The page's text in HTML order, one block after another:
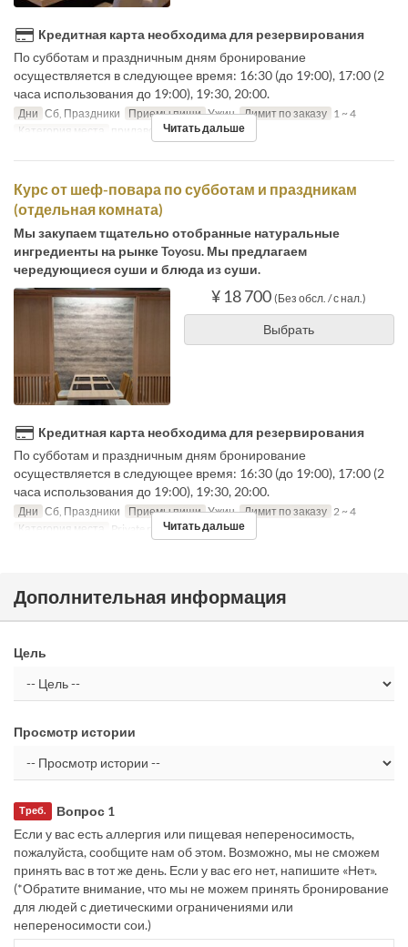
Кредитная карта необходима для резервирования
По субботам и праздничным дням бронирование
осуществляется в следующее время: 16:30 (до 19:00), 17:00 (2
часа использования до 19:00), 19:30, 20:00.
Дни Сб, Праздники Приемы пищи Ужин Лимит по заказу 1 ~ 4
Категория места
прилавок Читать дальше
Курс от шеф-повара по субботам и праздникам
(отдельная комната)
Мы закупаем тщательно отобранные натуральные
ингредиенты на рынке Toyosu. Мы предлагаем
чередующиеся суши и блюда из суши.
¥ 18 700 (Без обсл. / с нал.)
Выбрать
Кредитная карта необходима для резервирования
По субботам и праздничным дням бронирование
осуществляется в следующее время: 16:30 (до 19:00), 17:00 (2
часа использования до 19:00), 19:30, 20:00.
Дни Сб, Праздники Приемы пищи Ужин Лимит по заказу 2 ~ 4
Категория места
Private roomЧитать дальше
Дополнительная информация
Цель
Просмотр истории
Вопрос 1
Треб.
Если у вас есть аллергия или пищевая непереносимость,
пожалуйста, сообщите нам об этом. Возможно, мы не сможем
принять вас в тот же день. Если у вас его нет, напишите «Нет».
(*Обратите внимание, что мы не можем принять бронирование
для людей с диетическими ограничениями или
непереносимости сои.)